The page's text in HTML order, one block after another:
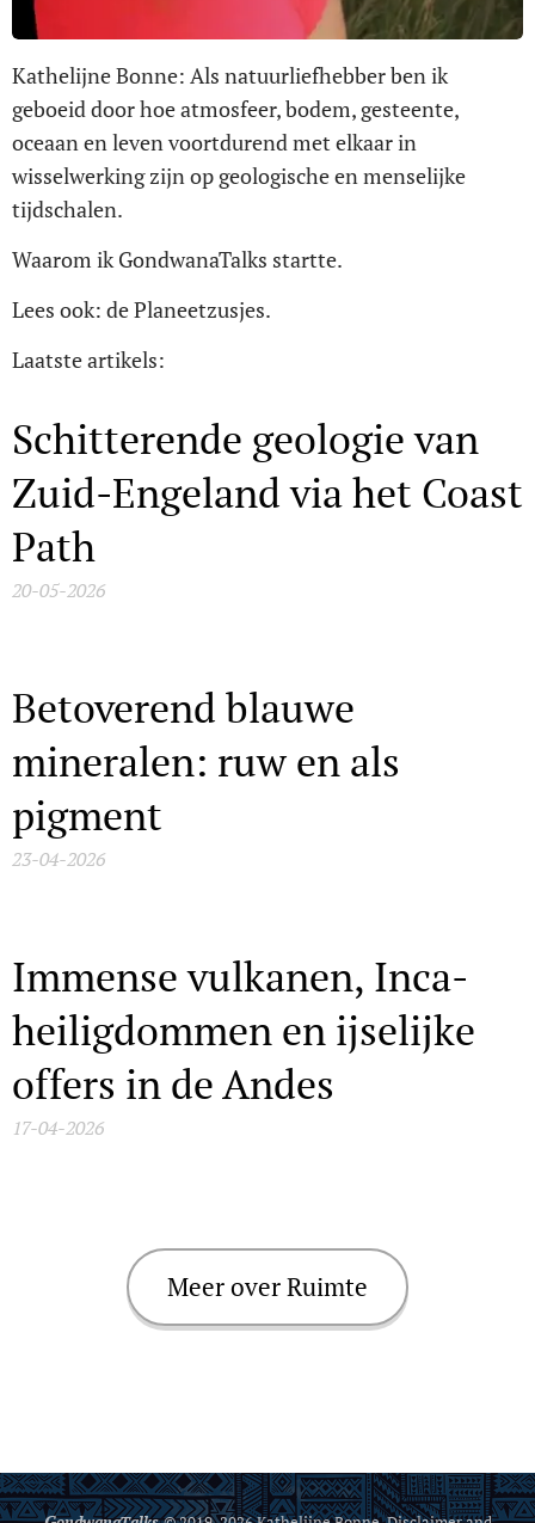
Kathelijne Bonne: Als natuurliefhebber ben ik
geboeid door hoe atmosfeer, bodem, gesteente,
oceaan en leven voortdurend met elkaar in
wisselwerking zijn op geologische en menselijke
tijdschalen.
Waarom ik GondwanaTalks startte.
Lees ook: de Planeetzusjes.
Laatste artikels:
Schitterende geologie van
Zuid-Engeland via het Coast
Path
20-05-2026
Betoverend blauwe
mineralen: ruw en als
pigment
23-04-2026
Immense vulkanen, Inca-
heiligdommen en ijselijke
offers in de Andes
17-04-2026
Meer over Ruimte